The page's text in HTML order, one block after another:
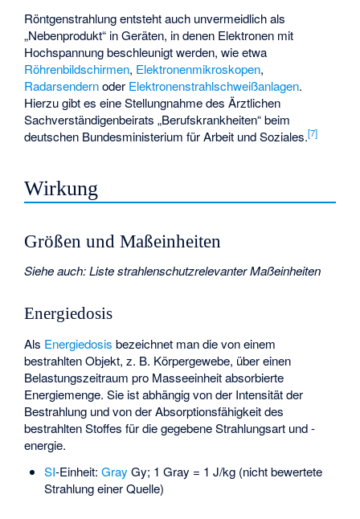
Röntgenstrahlung entsteht auch unvermeidlich als
„Nebenprodukt“ in Geräten, in denen Elektronen mit
Hochspannung beschleunigt werden, wie etwa
Röhrenbildschirmen, Elektronenmikroskopen,
Radarsendernoder Elektronenstrahlschweißanlagen.
Hierzu gibt es eine Stellungnahme des Ärztlichen
Sachverständigenbeirats „Berufskrankheiten“ beim
deutschen Bundesministerium für Arbeit und Soziales.[7]
Wirkung
Größen und Maßeinheiten
Siehe auch:Liste strahlenschutzrelevanter Maßeinheiten
Energiedosis
Als Energiedosis bezeichnet man die von einem
bestrahlten Objekt, z. B. Körpergewebe, über einen
Belastungszeitraum pro Masseeinheit absorbierte
Energiemenge. Sie ist abhängig von der Intensität der
Bestrahlung und von der Absorptionsfähigkeit des
bestrahlten Stoffes für die gegebene Strahlungsart und -
energie.
SI-Einheit: Gray Gy; 1 Gray = 1 J/kg (nicht bewertete
Strahlung einer Quelle)